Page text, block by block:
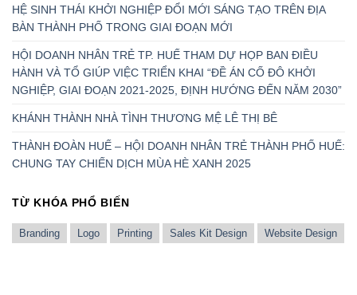
HỆ SINH THÁI KHỞI NGHIỆP ĐỔI MỚI SÁNG TẠO TRÊN ĐỊA
BÀN THÀNH PHỐ TRONG GIAI ĐOẠN MỚI
HỘI DOANH NHÂN TRẺ TP. HUẾ THAM DỰ HỌP BAN ĐIỀU
HÀNH VÀ TỔ GIÚP VIỆC TRIỂN KHAI “ĐỀ ÁN CỐ ĐÔ KHỞI
NGHIỆP, GIAI ĐOẠN 2021-2025, ĐỊNH HƯỚNG ĐẾN NĂM 2030”
KHÁNH THÀNH NHÀ TÌNH THƯƠNG MỆ LÊ THỊ BÊ
THÀNH ĐOÀN HUẾ – HỘI DOANH NHÂN TRẺ THÀNH PHỐ HUẾ:
CHUNG TAY CHIẾN DỊCH MÙA HÈ XANH 2025
TỪ KHÓA PHỔ BIẾN
Branding Logo Printing Sales Kit Design Website Design